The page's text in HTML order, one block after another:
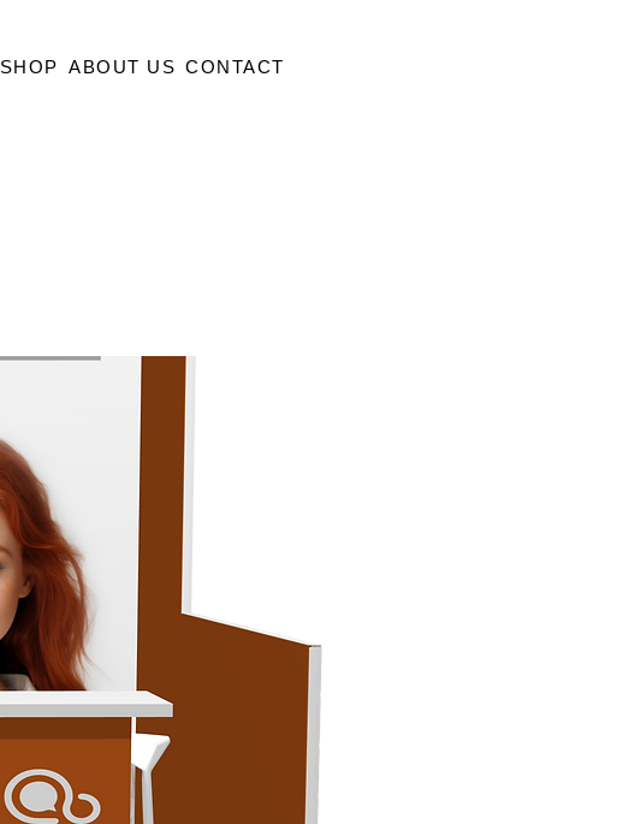
SHOP ABOUT US CONTACT